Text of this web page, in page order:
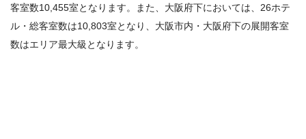
客室数10,455室となります。また、大阪府下においては、 26ホテ
ル・総客室数は10,803室となり、大阪市内・大阪府下の展開客室
数はエリア最大級となります。